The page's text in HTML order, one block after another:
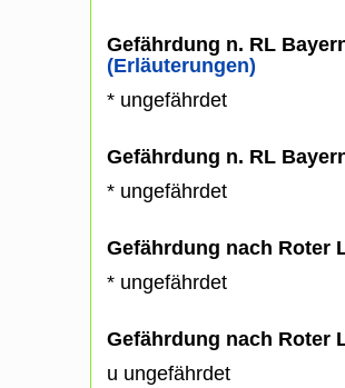
Gefährdung n. RL
(Erläuterungen)
* ungefährdet
Gefährdung n. RL
* ungefährdet
Gefährdung nach Roter
* ungefährdet
Gefährdung nach Roter
u ungefährdet